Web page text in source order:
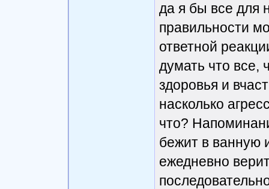
да я бы все для
правильности
ответной
думать что все,
здоровья и
насколько
что?
бежит в ванную
ежедневно